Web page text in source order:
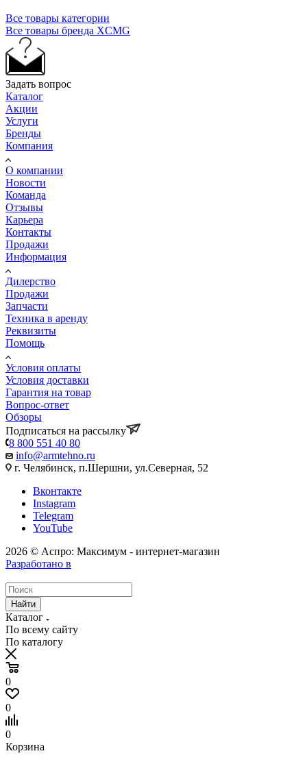
Все товары категории
Все товары бренда XCMG
Задать вопрос
Каталог
Акции
Услуги
Бренды
Компания
О компании
Новости
Команда
Отзывы
Карьера
Контакты
Продажи
Информация
Дилерство
Продажи
Запчасти
Техника в аренду
Реквизиты
Помощь
Условия оплаты
Условия доставки
Гарантия на товар
Вопрос-ответ
Обзоры
Подписаться на рассылку
8 800 551 40 80
info@armtehno.ru
г. Челябинск, п.Шершни, ул.Северная, 52
Вконтакте
Instagram
Telegram
YouTube
2026 © Аспро: Максимум - интернет-магазин
Разработано в
Найти
Каталог
По всему сайту
По каталогу
0
0
0
Корзина